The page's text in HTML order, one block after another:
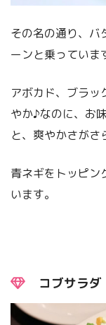
その名の通り、バ
ーンと乗っていま
アボカド、ブラッ
やか♪なのに、お
と、爽やかさがさ
青ネギをトッピン
います。
コブサラダ